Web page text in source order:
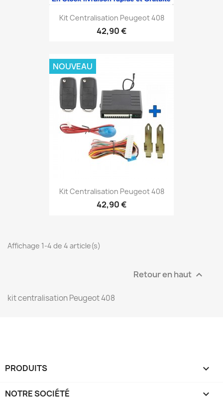
Kit Centralisation Peugeot 408
42,90 €
Kit Centralisation Peugeot 408
42,90 €
NOUVEAU
Affichage 1-4 de 4 article(s)
Retour en haut 
kit centralisation Peugeot 408
PRODUITS 
NOTRE SOCIÉTÉ 